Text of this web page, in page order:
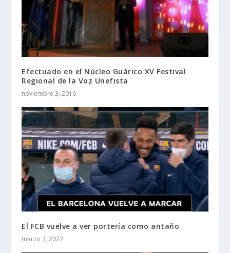
Efectuado en el Núcleo Guárico XV Festival
Regional de la Voz Unefista
noviembre 3, 2016
El FCB vuelve a ver portería como antaño
marzo 3, 2022